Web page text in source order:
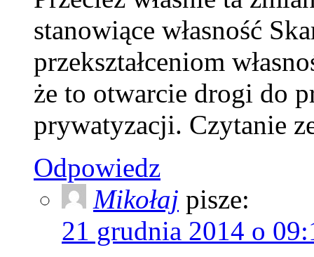
stanowiące własność
przekształceniom
że to otwarcie drogi do
prywatyzacji. Czytanie
Odpowiedz
Mikołaj pisze:
21 grudnia 2014 o